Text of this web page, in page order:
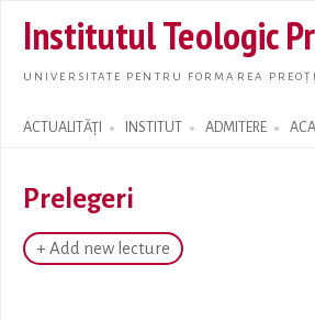
Institutul Teologic
UNIVERSITATE PENTRU FORMAREA
ACTUALITĂȚI INSTITUT ADMITERE
Search form
Prelegeri
+ Add new lecture